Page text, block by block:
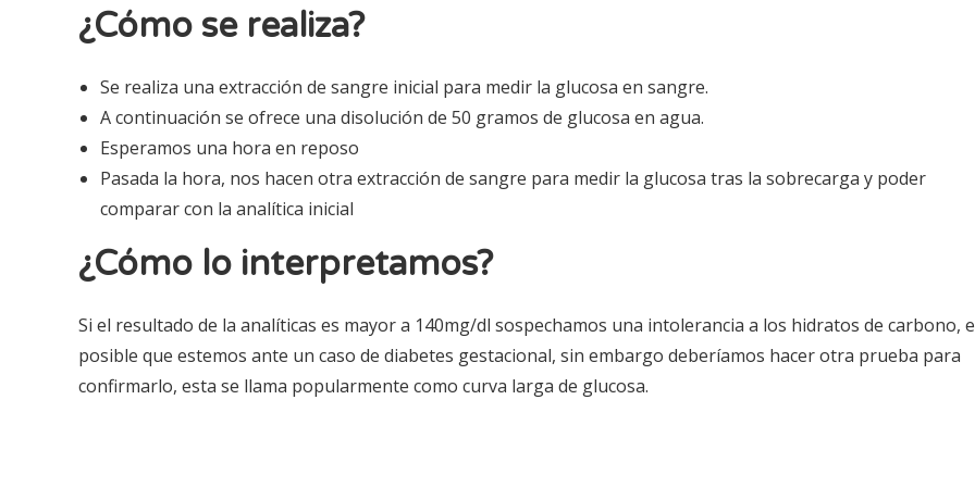
¿Cómo se realiza?
Se realiza una extracción de sangre inicial para medir la glucosa en sangre.
A continuación se ofrece una disolución de 50 gramos de glucosa en agua.
Esperamos una hora en reposo
Pasada la hora, nos hacen otra extracción de sangre para medir la glucosa tras la sobrecarga y poder
comparar con la analítica inicial
¿Cómo lo interpretamos?
Si el resultado de la analíticas es mayor a 140mg/dl sospechamos una intolerancia a los hidratos de carbono,
posible que estemos ante un caso de diabetes gestacional, sin embargo deberíamos hacer otra prueba para
confirmarlo, esta se llama popularmente como curva larga de glucosa.